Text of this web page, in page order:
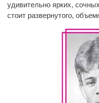
удивительно ярких,
стоит развернутого,